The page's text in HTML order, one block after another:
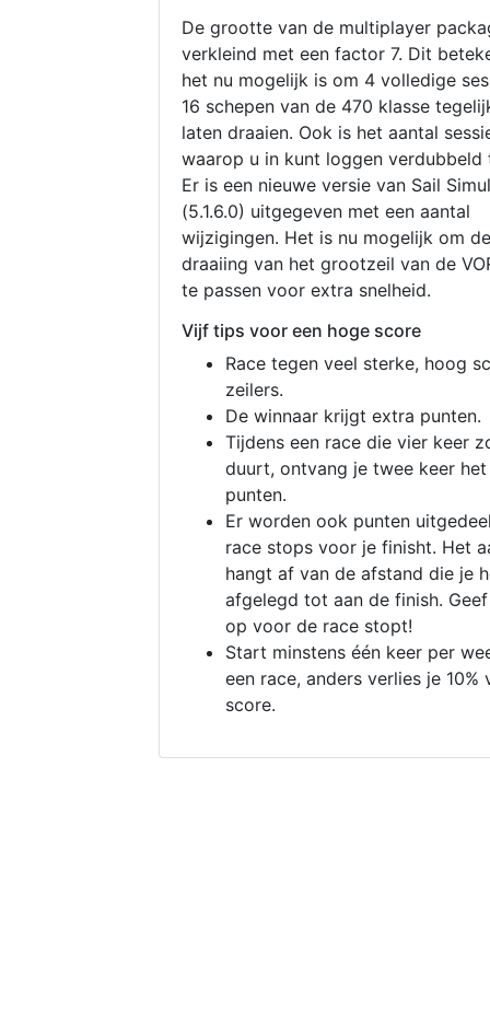
De grootte van de multiplayer
verkleind met een factor 7. Dit
het nu mogelijk is om 4 volledige
16 schepen van de 470 klasse
laten draaien. Ook is het aantal
waarop u in kunt loggen verdubbeld
Er is een nieuwe versie van Sail
(5.1.6.0) uitgegeven met een aantal
wijzigingen. Het is nu mogelijk om de
draaiing van het grootzeil van de
te passen voor extra snelheid.
Vijf tips voor een hoge score
Race tegen veel sterke, hoog
zeilers.
De winnaar krijgt extra punten.
Tijdens een race die vier keer
duurt, ontvang je twee keer
punten.
Er worden ook punten
race stops voor je finisht. Het
hangt af van de afstand die je
afgelegd tot aan de finish.
op voor de race stopt!
Start minstens één keer per
een race, anders verlies je 10%
score.